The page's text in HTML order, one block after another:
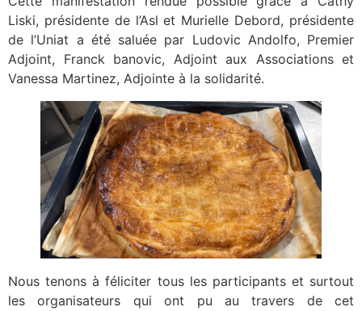
Liski, présidente de l’Asl et Murielle Debord, présidente
de l’Uniat a été saluée par Ludovic Andolfo, Premier
Adjoint, Franck banovic, Adjoint aux Associations et
Vanessa Martinez, Adjointe à la solidarité.
Nous tenons à féliciter tous les participants et surtout
les organisateurs qui ont pu au travers de cet